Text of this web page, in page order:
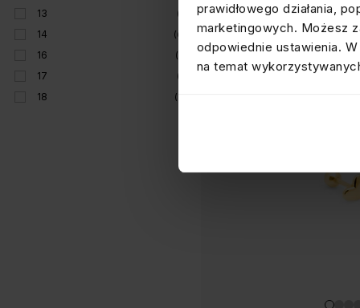
prawidłowego działania,
marketingowych. Możesz
odpowiednie ustawienia.
na temat
13 (1)
14 (6)
16 (7)
17 (1)
18 (3)